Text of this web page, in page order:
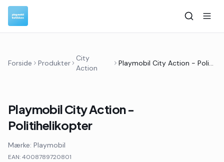
Forside Produkter
City
Action
Playmobil City Action - Politihelikopter
Playmobil City Action -
Politihelikopter
Mærke: Playmobil
EAN:4008789720801